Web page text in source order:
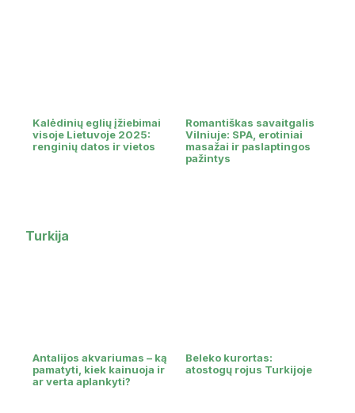
Kalėdinių eglių įžiebimai
visoje Lietuvoje 2025:
renginių datos ir vietos
Romantiškas savaitgalis
Vilniuje: SPA, erotiniai
masažai ir paslaptingos
pažintys
Turkija
Antalijos akvariumas – ką
pamatyti, kiek kainuoja ir
ar verta aplankyti?
Beleko kurortas:
atostogų rojus Turkijoje